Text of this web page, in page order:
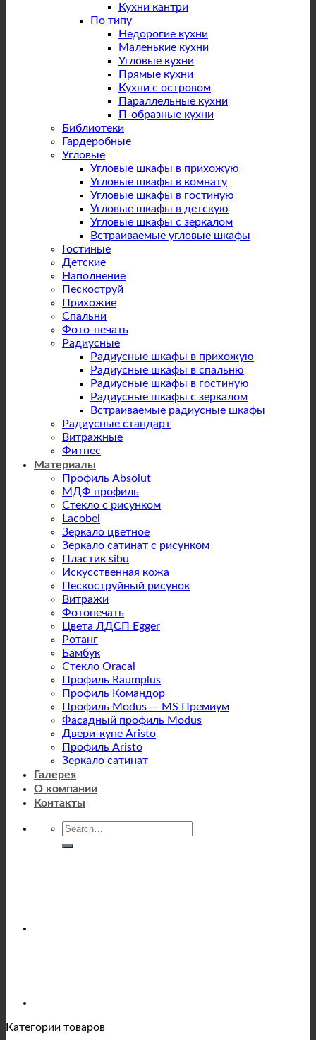
Кухни кантри
По типу
Недорогие кухни
Маленькие кухни
Угловые кухни
Прямые кухни
Кухни с островом
Параллельные кухни
П-образные кухни
Библиотеки
Гардеробные
Угловые
Угловые шкафы в прихожую
Угловые шкафы в комнату
Угловые шкафы в гостиную
Угловые шкафы в детскую
Угловые шкафы с зеркалом
Встраиваемые угловые шкафы
Гостиные
Детские
Наполнение
Пескоструй
Прихожие
Спальни
Фото-печать
Радиусные
Радиусные шкафы в прихожую
Радиусные шкафы в спальню
Радиусные шкафы в гостиную
Радиусные шкафы с зеркалом
Встраиваемые радиусные шкафы
Радиусные стандарт
Витражные
Фитнес
Материалы
Профиль Absolut
МДФ профиль
Стекло с рисунком
Lacobel
Зеркало цветное
Зеркало сатинат с рисунком
Пластик sibu
Искусственная кожа
Пескоструйный рисунок
Витражи
Фотопечать
Цвета ЛДСП Egger
Ротанг
Бамбук
Стекло Oracal
Профиль Raumplus
Профиль Командор
Профиль Modus — MS Премиум
Фасадный профиль Modus
Двери-купе Aristo
Профиль Aristo
Зеркало сатинат
Галерея
О компании
Контакты
Категории товаров